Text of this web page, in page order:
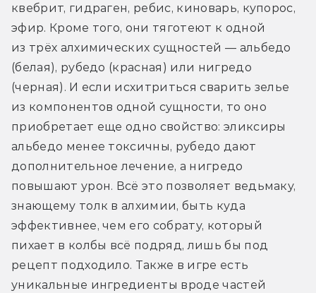
квебрит, гидраген, ребис, киноварь, купорос,
эфир. Кроме того, они тяготеют к одной
из трёх алхимических сущностей — альбедо
(белая), рубедо (красная) или нигредо
(черная). И если исхитриться сварить зелье
из компонентов одной сущности, то оно
приобретает еще одно свойство: эликсиры
альбедо менее токсичны, рубедо дают
дополнительное лечение, а нигредо
повышают урон. Всё это позволяет ведьмаку,
знающему толк в алхимии, быть куда
эффективнее, чем его собрату, который
пихает в колбы всё подряд, лишь бы под
рецепт подходило. Также в игре есть
уникальные ингредиенты вроде частей